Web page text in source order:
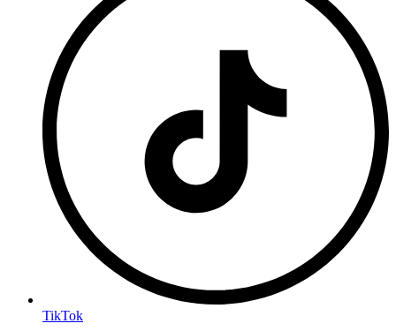
TikTok